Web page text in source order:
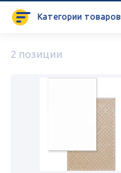
Категории товаров
2 позиции